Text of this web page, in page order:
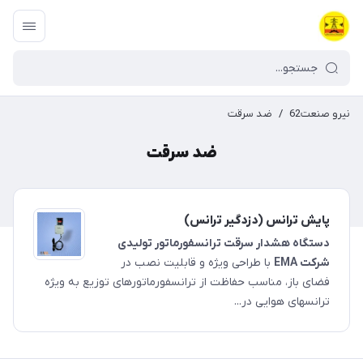
نیرو صنعت62 / ضد سرقت
ضد سرقت
پایش ترانس (دزدگیر ترانس)
دستگاه هشدار سرقت ترانسفورماتور تولیدی
شرکت EMA
با طراحی ویژه و قابلیت نصب در
فضای باز، مناسب حفاظت از ترانسفورماتورهای توزیع به ویژه
ترانس­های هوایی در...